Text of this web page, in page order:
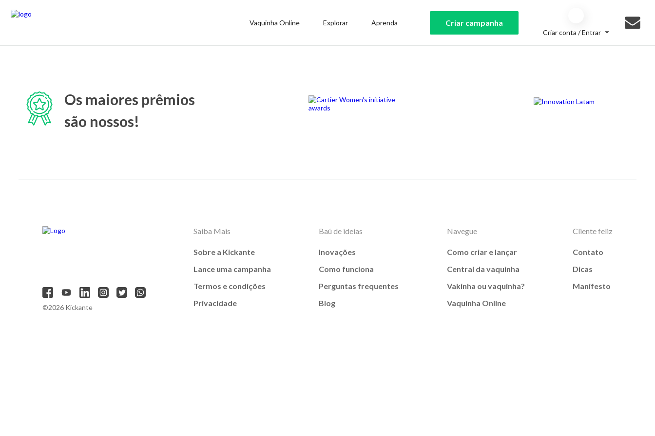
Vaquinha Online Explorar Aprenda Criar campanha
Criar conta / Entrar
Os maiores prêmios
são nossos!
©2026 Kickante
Saiba Mais
Sobre a Kickante
Lance uma campanha
Termos e condições
Privacidade
Baú de ideias
Inovações
Como funciona
Perguntas frequentes
Blog
Navegue
Como criar e lançar
Central da vaquinha
Vakinha ou vaquinha?
Vaquinha Online
Cliente feliz
Contato
Dicas
Manifesto